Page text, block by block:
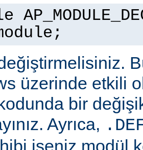
üzerinde etkili
bir
Ayrıca,
iseniz modül